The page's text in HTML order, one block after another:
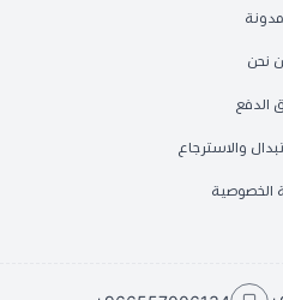
نحن
الدفع
والاسترجاع
الخصوصية